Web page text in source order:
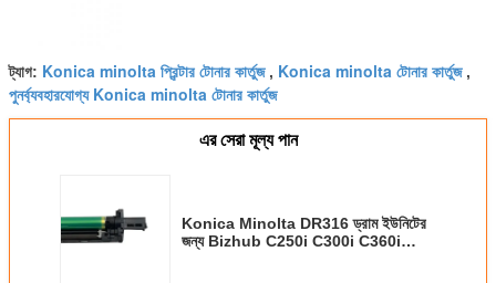
ট্যাগ: Konica minolta প্রিন্টার টোনার কার্তুজ, Konica minolta টোনার কার্তুজ,
পুনর্ব্যবহারযোগ্য Konica minolta টোনার কার্তুজ
এর সেরা মূল্য পান
Konica Minolta DR316 ড্রাম ইউনিটের
জন্য Bizhub C250i C300i C360i